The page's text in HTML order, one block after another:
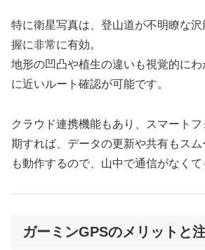
特に衛星写真は、登山道が不明瞭な
握に非常に有効。
地形の凹凸や植生の違いも視覚的に
に近いルート確認が可能です。
クラウド連携機能もあり、スマート
期すれば、データの更新や共有もス
も動作するので、山中で通信がなくて
ガーミンGPSのメリットと